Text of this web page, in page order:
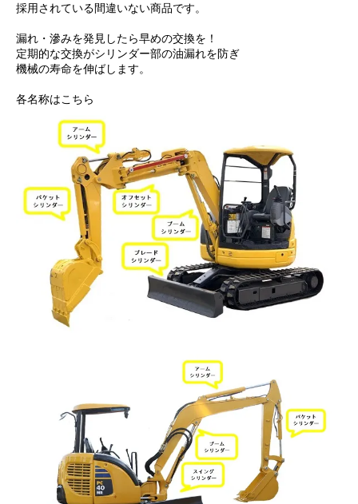
採用されている間違いない商品です。
漏れ・滲みを発見したら早めの交換を！
定期的な交換がシリンダー部の油漏れを防ぎ
機械の寿命を伸ばします。
各名称はこちら